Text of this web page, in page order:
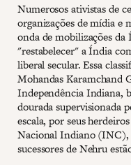
Numerosos ativistas de
organizações de mídia e
onda de mobilizações
"restabelecer" a Índia
liberal secular. Essa
Mohandas Karamchand
Independência Indiana,
dourada supervisionada
escala, por seus
Nacional Indiano (INC),
sucessores de Nehru